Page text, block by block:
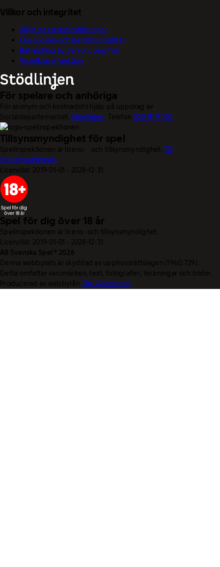
Villkor och integritet
Välj dina cookieinställningar
Om cookies och personuppgifter
Behandling av personuppgifter
Visselblåsarfunktion
För spelare och anhöriga
För anonym och kostnadsfri hjälp på uppdrag av
Socialdepartementet. Stödlinjen. Telefon020-81 91 00.
Tillsynsmyndighet för spel
Spelinspektionen är licens- och tillsynsmyndighet.Till
Spelinspektionen.
Licenstid: 2019-01-01 - 2028-12-31.
Spel för dig över 18 år
Spelinspektionen är licens- och tillsynsmyndighet.
Licenstid: 2019-01-01 - 2028-12-31.
AB Svenska Spel © 2026
Denna webbplats är skyddad av upphovsrättslagen (1960:729).
Detta omfattar varumärken, text, fotografier, teckningar och bilder.
Producerad av webbyrånThe Generation